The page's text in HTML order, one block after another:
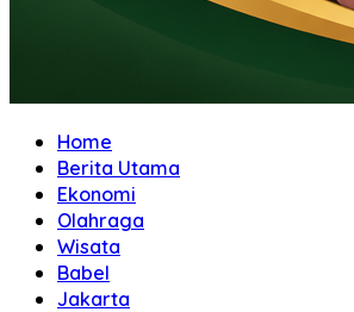
Home
Berita Utama
Ekonomi
Olahraga
Wisata
Babel
Jakarta